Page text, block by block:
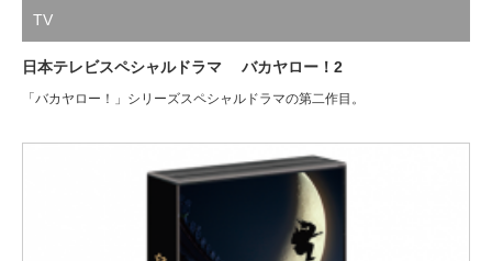
TV
日本テレビスペシャルドラマ バカヤロー！2
「バカヤロー！」シリーズスペシャルドラマの第二作目。